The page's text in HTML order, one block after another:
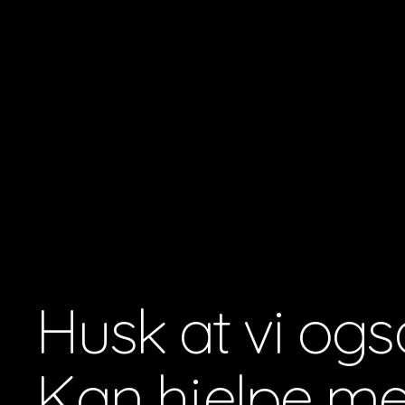
Husk at vi